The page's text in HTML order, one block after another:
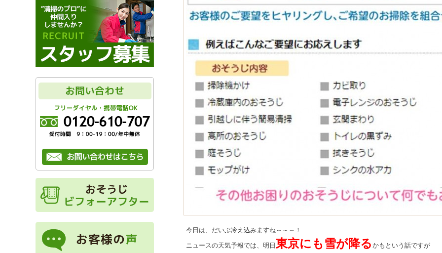
今日は、だいぶ冷え込みますね～～～！
ニュースの天気予報では、明日 東京にも雪が降る かもという話ですが